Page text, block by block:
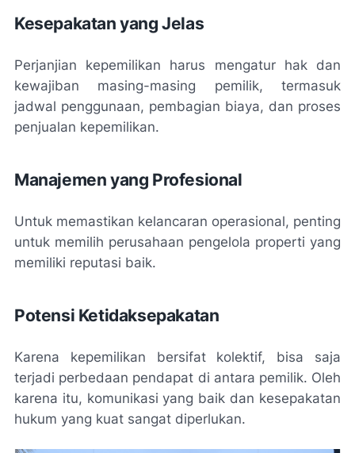
Kesepakatan yang Jelas
Perjanjian kepemilikan harus mengatur hak dan
kewajiban masing-masing pemilik, termasuk
jadwal penggunaan, pembagian biaya, dan proses
penjualan kepemilikan.
Manajemen yang Profesional
Untuk memastikan kelancaran operasional, penting
untuk memilih perusahaan pengelola properti yang
memiliki reputasi baik.
Potensi Ketidaksepakatan
Karena kepemilikan bersifat kolektif, bisa saja
terjadi perbedaan pendapat di antara pemilik. Oleh
karena itu, komunikasi yang baik dan kesepakatan
hukum yang kuat sangat diperlukan.